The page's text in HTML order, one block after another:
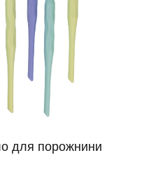
для порожнини